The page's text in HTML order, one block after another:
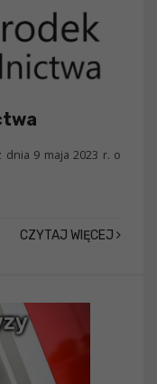
dnia 9 maja 2023 r. o
CZYTAJ WIĘCEJ